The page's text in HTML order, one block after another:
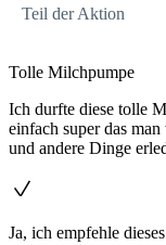
Teil der Aktion
Tolle Milchpumpe
Ich durfte diese tolle
einfach super das
und andere Dinge
Ja, ich empfehle